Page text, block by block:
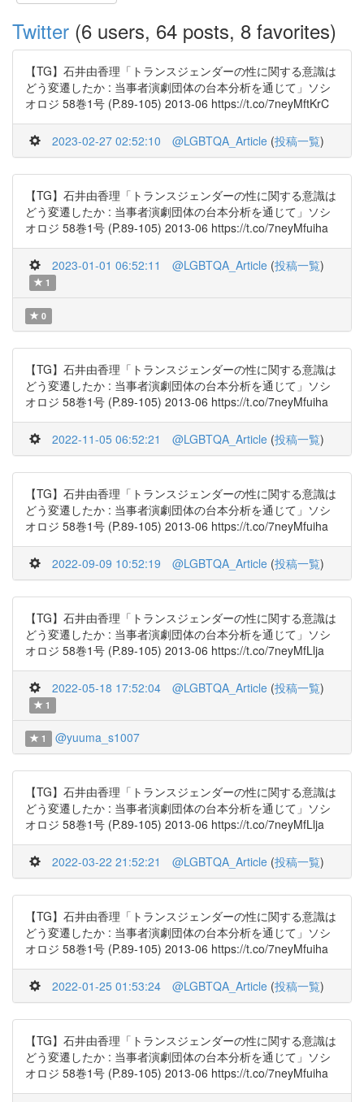
Twitter (6 users, 64 posts, 8 favorites)
【TG】石井由香理「トランスジェンダーの性に関する意識は
どう変遷したか : 当事者演劇団体の台本分析を通じて」ソシ
オロジ 58巻1号 (P.89-105) 2013-06 https://t.co/7neyMftKrC
2023-02-27 02:52:10 @LGBTQA_Article (投稿一覧)
【TG】石井由香理「トランスジェンダーの性に関する意識は
どう変遷したか : 当事者演劇団体の台本分析を通じて」ソシ
オロジ 58巻1号 (P.89-105) 2013-06 https://t.co/7neyMfuiha
2023-01-01 06:52:11 @LGBTQA_Article (投稿一覧)
1
0
【TG】石井由香理「トランスジェンダーの性に関する意識は
どう変遷したか : 当事者演劇団体の台本分析を通じて」ソシ
オロジ 58巻1号 (P.89-105) 2013-06 https://t.co/7neyMfuiha
2022-11-05 06:52:21 @LGBTQA_Article (投稿一覧)
【TG】石井由香理「トランスジェンダーの性に関する意識は
どう変遷したか : 当事者演劇団体の台本分析を通じて」ソシ
オロジ 58巻1号 (P.89-105) 2013-06 https://t.co/7neyMfuiha
2022-09-09 10:52:19 @LGBTQA_Article (投稿一覧)
【TG】石井由香理「トランスジェンダーの性に関する意識は
どう変遷したか : 当事者演劇団体の台本分析を通じて」ソシ
オロジ 58巻1号 (P.89-105) 2013-06 https://t.co/7neyMfLlja
2022-05-18 17:52:04 @LGBTQA_Article (投稿一覧)
1
1 @yuuma_s1007
【TG】石井由香理「トランスジェンダーの性に関する意識は
どう変遷したか : 当事者演劇団体の台本分析を通じて」ソシ
オロジ 58巻1号 (P.89-105) 2013-06 https://t.co/7neyMfLlja
2022-03-22 21:52:21 @LGBTQA_Article (投稿一覧)
【TG】石井由香理「トランスジェンダーの性に関する意識は
どう変遷したか : 当事者演劇団体の台本分析を通じて」ソシ
オロジ 58巻1号 (P.89-105) 2013-06 https://t.co/7neyMfuiha
2022-01-25 01:53:24 @LGBTQA_Article (投稿一覧)
【TG】石井由香理「トランスジェンダーの性に関する意識は
どう変遷したか : 当事者演劇団体の台本分析を通じて」ソシ
オロジ 58巻1号 (P.89-105) 2013-06 https://t.co/7neyMfuiha